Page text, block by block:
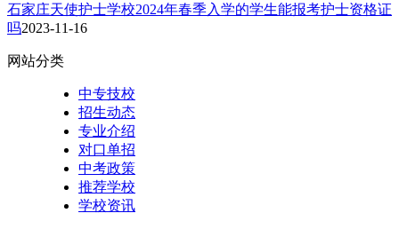
石家庄天使护士学校2024年春季入学的学生能报考护士资格证
吗2023-11-16
网站分类
中专技校
招生动态
专业介绍
对口单招
中考政策
推荐学校
学校资讯